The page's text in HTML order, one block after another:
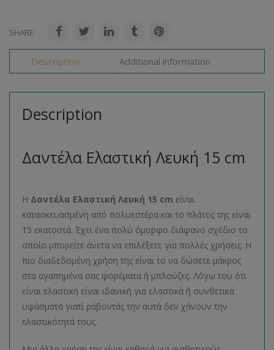
SHARE:
Description Additional information
Description
Δαντέλα Ελαστική Λευκή 15 cm
Η Δαντέλα Ελαστική Λευκή 15 cm είναι
κατασκευασμένη από πολυεστέρα και το πλάτος της είναι
15 εκατοστά. Έχει ένα πολύ όμορφο διάφανο σχέδιο το
οποίο μπορείτε άνετα να επιλέξετε για πολλές χρήσεις. Η
πιο διαδεδομένη χρήση της είναι το να δώσετε μάκρος
στα αγαπημένα σας φορέματα ή μπλούζες. Λόγω του ότι
είναι ελαστική είναι ιδανική για ελαστικά ή συνθετικά
υφάσματα γιατί ράβοντάς την αυτά δεν χάνουν την
ελαστικότητά τους.